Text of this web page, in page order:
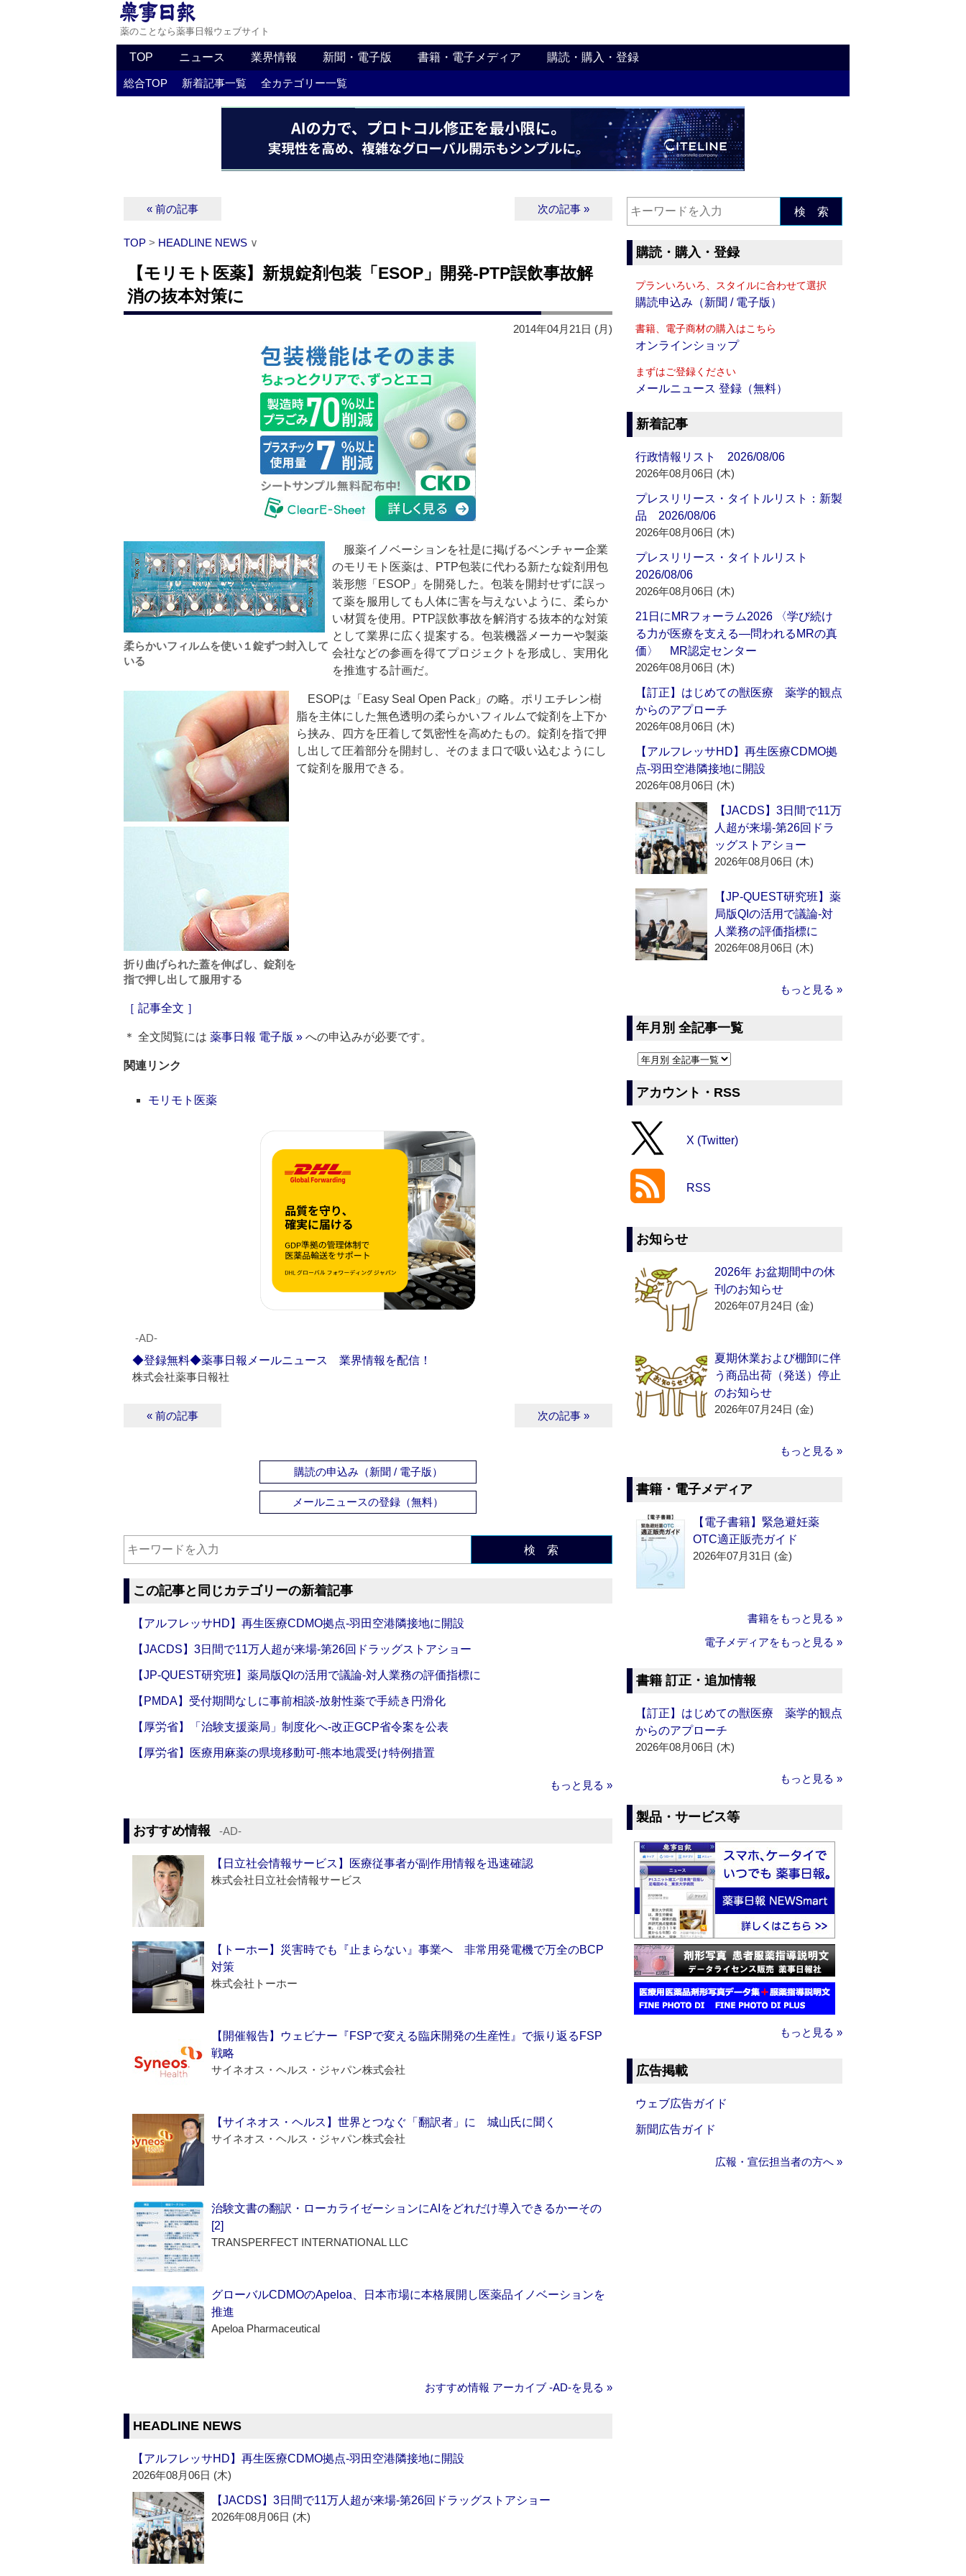
薬のことなら薬事日報ウェブサイト
TOP ニュース 業界情報 新聞・電子版 書籍・電子メディア 購読・購入・登録
総合TOP 新着記事一覧 全カテゴリー一覧
« 前の記事 次の記事 »
TOP > HEADLINE NEWS ∨
【モリモト医薬】新規錠剤包装「ESOP」開発‐PTP誤飲事故解
消の抜本対策に
2014年04月21日 (月)
柔らかいフィルムを使い１錠ずつ封入して
いる
服薬イノベーションを社是に掲げるベンチャー企業
のモリモト医薬は、PTP包装に代わる新たな錠剤用包
装形態「ESOP」を開発した。包装を開封せずに誤っ
て薬を服用しても人体に害を与えないように、柔らか
い材質を使用。PTP誤飲事故を解消する抜本的な対策
として業界に広く提案する。包装機器メーカーや製薬
会社などの参画を得てプロジェクトを形成し、実用化
を推進する計画だ。
折り曲げられた蓋を伸ばし、錠剤を
指で押し出して服用する
ESOPは「Easy Seal Open Pack」の略。ポリエチレン樹
脂を主体にした無色透明の柔らかいフィルムで錠剤を上下か
ら挟み、四方を圧着して気密性を高めたもの。錠剤を指で押
し出して圧着部分を開封し、そのまま口で吸い込むようにし
て錠剤を服用できる。
［ 記事全文 ］
＊ 全文閲覧には 薬事日報 電子版 » への申込みが必要です。
関連リンク
モリモト医薬
‐AD‐
◆登録無料◆薬事日報メールニュース 業界情報を配信！
株式会社薬事日報社
« 前の記事 次の記事 »
購読の申込み（新聞 / 電子版）
メールニュースの登録（無料）
検 索
この記事と同じカテゴリーの新着記事
【アルフレッサHD】再生医療CDMO拠点‐羽田空港隣接地に開設
【JACDS】3日間で11万人超が来場‐第26回ドラッグストアショー
【JP-QUEST研究班】薬局版QIの活用で議論‐対人業務の評価指標に
【PMDA】受付期間なしに事前相談‐放射性薬で手続き円滑化
【厚労省】「治験支援薬局」制度化へ‐改正GCP省令案を公表
【厚労省】医療用麻薬の県境移動可‐熊本地震受け特例措置
もっと見る »
おすすめ情報 ‐AD‐
【日立社会情報サービス】医療従事者が副作用情報を迅速確認
株式会社日立社会情報サービス
【トーホー】災害時でも『止まらない』事業へ 非常用発電機で万全のBCP
対策
株式会社トーホー
【開催報告】ウェビナー『FSPで変える臨床開発の生産性』で振り返るFSP
戦略
サイネオス・ヘルス・ジャパン株式会社
【サイネオス・ヘルス】世界とつなぐ「翻訳者」に 城山氏に聞く
サイネオス・ヘルス・ジャパン株式会社
治験文書の翻訳・ローカライゼーションにAIをどれだけ導入できるかーその
[2]
TRANSPERFECT INTERNATIONAL LLC
グローバルCDMOのApeloa、日本市場に本格展開し医薬品イノベーションを
推進
Apeloa Pharmaceutical
おすすめ情報 アーカイブ ‐AD‐を見る »
HEADLINE NEWS
【アルフレッサHD】再生医療CDMO拠点‐羽田空港隣接地に開設
2026年08月06日 (木)
【JACDS】3日間で11万人超が来場‐第26回ドラッグストアショー
2026年08月06日 (木)
検 索
購読・購入・登録
プランいろいろ、スタイルに合わせて選択
購読申込み（新聞 / 電子版）
書籍、電子商材の購入はこちら
オンラインショップ
まずはご登録ください
メールニュース 登録（無料）
新着記事
行政情報リスト 2026/08/06
2026年08月06日 (木)
プレスリリース・タイトルリスト：新製
品 2026/08/06
2026年08月06日 (木)
プレスリリース・タイトルリスト
2026/08/06
2026年08月06日 (木)
21日にMRフォーラム2026 〈学び続け
る力が医療を支える―問われるMRの真
価〉 MR認定センター
2026年08月06日 (木)
【訂正】はじめての獣医療 薬学的観点
からのアプローチ
2026年08月06日 (木)
【アルフレッサHD】再生医療CDMO拠
点‐羽田空港隣接地に開設
2026年08月06日 (木)
【JACDS】3日間で11万
人超が来場‐第26回ドラ
ッグストアショー
2026年08月06日 (木)
【JP-QUEST研究班】薬
局版QIの活用で議論‐対
人業務の評価指標に
2026年08月06日 (木)
もっと見る »
年月別 全記事一覧
アカウント・RSS
X (Twitter)
RSS
お知らせ
2026年 お盆期間中の休
刊のお知らせ
2026年07月24日 (金)
夏期休業および棚卸に伴
う商品出荷（発送）停止
のお知らせ
2026年07月24日 (金)
もっと見る »
書籍・電子メディア
【電子書籍】緊急避妊薬
OTC適正販売ガイド
2026年07月31日 (金)
書籍をもっと見る »
電子メディアをもっと見る »
書籍 訂正・追加情報
【訂正】はじめての獣医療 薬学的観点
からのアプローチ
2026年08月06日 (木)
もっと見る »
製品・サービス等
もっと見る »
広告掲載
ウェブ広告ガイド
新聞広告ガイド
広報・宣伝担当者の方へ »